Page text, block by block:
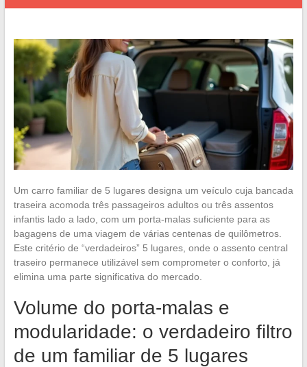
Um carro familiar de 5 lugares designa um veículo cuja bancada
traseira acomoda três passageiros adultos ou três assentos
infantis lado a lado, com um porta-malas suficiente para as
bagagens de uma viagem de várias centenas de quilômetros.
Este critério de “verdadeiros” 5 lugares, onde o assento central
traseiro permanece utilizável sem comprometer o conforto, já
elimina uma parte significativa do mercado.
Volume do porta-malas e
modularidade: o verdadeiro filtro
de um familiar de 5 lugares